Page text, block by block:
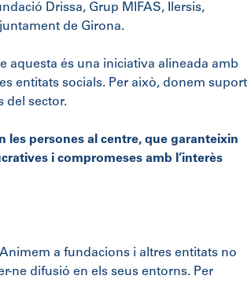
Drissa, Grup MIFAS, Ilersis,
de Girona.
aquesta és una iniciativa alineada amb
entitats socials. Per això, donem suport
del sector.
les persones al centre, que garanteixin
i compromeses amb l’interès
Animem a fundacions i altres entitats no
ne difusió en els seus entorns. Per